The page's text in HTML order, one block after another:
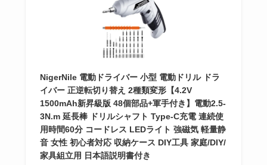
NigerNile 電動ドライバー 小型 電動ドリル ドラ
イバー 正逆転切り替え 2種類変形【4.2V
1500mAh新昇級版 48個部品+軍手付き】電動2.5-
3N.m 延長棒 ドリルシャフト Type-C充電 連続使
用時間60分 コードレス LEDライト 強磁気 軽量静
音 女性 初心者対応 収納ケース DIY工具 家庭/DIY/
家具組立用 日本語説明書付き